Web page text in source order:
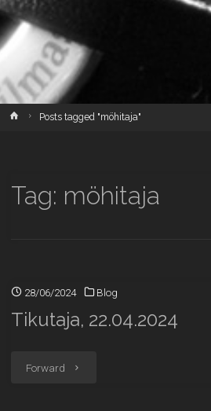
HomePosts tagged "möhitaja"
Tag: möhitaja
28/06/2024 Blog
Tikutaja, 22.04.2024
Forward "Tikutaja,